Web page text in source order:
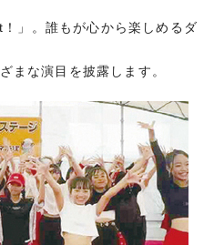
」。誰もが心から楽しめるダ
まな演目を披露します。